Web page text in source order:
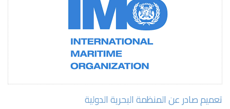
تعميم صادر عن المنظمة البحرية الدولية